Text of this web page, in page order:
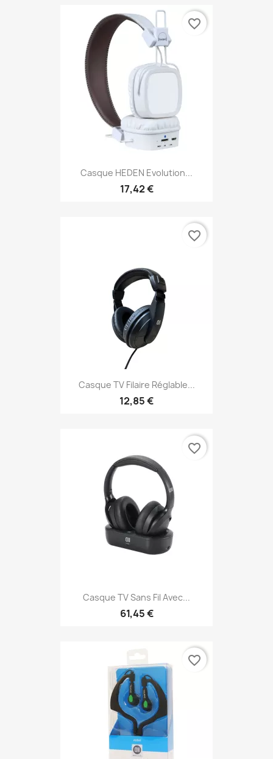
Casque HEDEN Evolution...
17,42 €
favorite_border
Casque TV Filaire Réglable...
12,85 €
favorite_border
Casque TV Sans Fil Avec...
61,45 €
favorite_border
favorite_border